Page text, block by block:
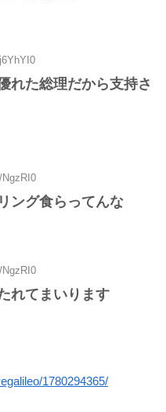
れた総理だから支持さ
ング食らってんな
れてまいります
1780294365/